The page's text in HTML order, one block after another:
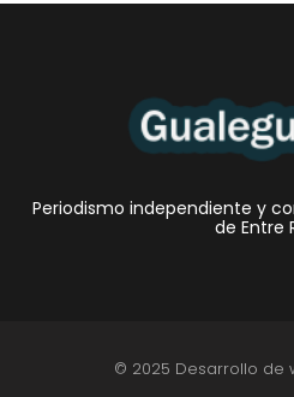
Periodismo independiente y
de Entre
© 2025 Desarrollo de